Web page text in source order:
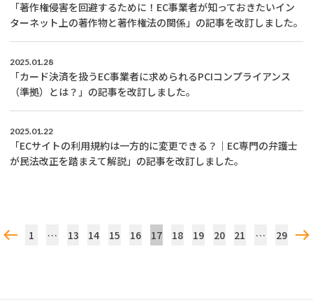
「著作権侵害を回避するために！EC事業者が知っておきたいイン
ターネット上の著作物と著作権法の関係」の記事を改訂しました。
2025.01.28
「カード決済を扱うEC事業者に求められるPCIコンプライアンス
（準拠）とは？」の記事を改訂しました。
2025.01.22
「ECサイトの利用規約は一方的に変更できる？｜EC専門の弁護士
が民法改正を踏まえて解説」の記事を改訂しました。
1 … 13 14 15 16 17 18 19 20 21 … 29